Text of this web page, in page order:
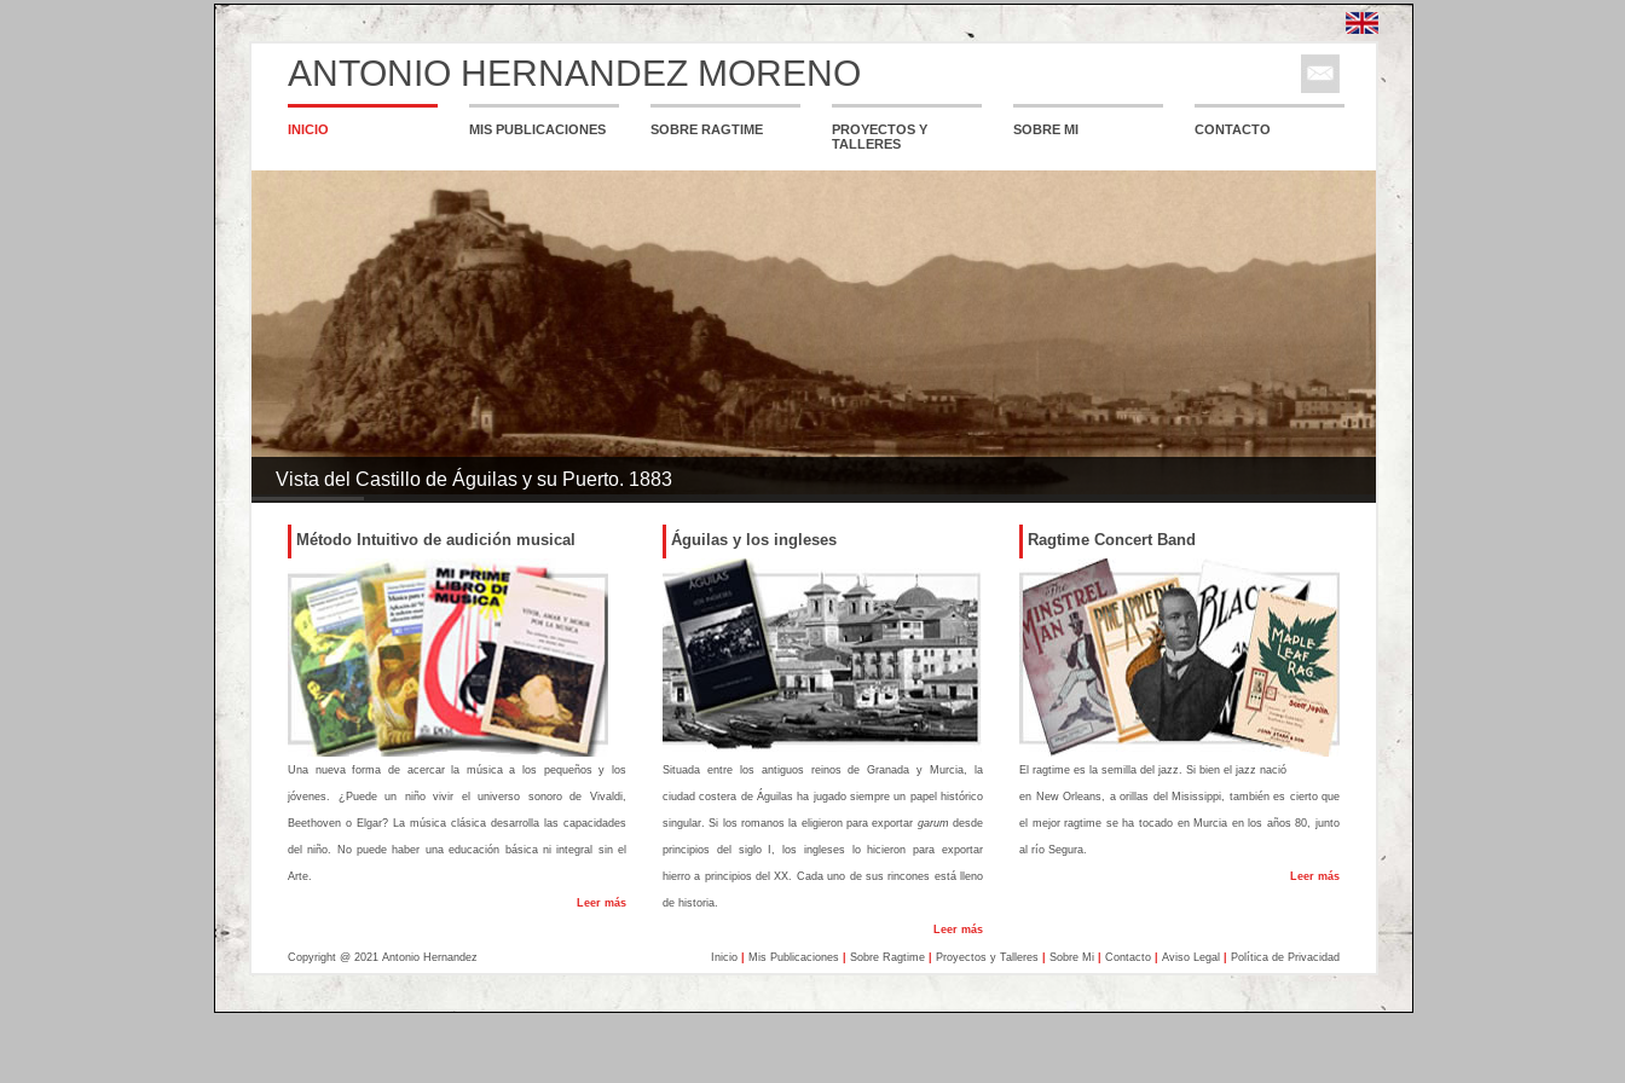
ANTONIO HERNANDEZ MORENO
INICIO MIS PUBLICACIONES SOBRE RAGTIME
PROYECTOS Y
TALLERES
SOBRE MI CONTACTO
Vista del Castillo de Águilas y su Puerto. 1883
Método Intuitivo de audición musical Águilas y los ingleses Ragtime Concert Band
Una nueva forma de acercar la música a los pequeños y los
jóvenes. ¿Puede un niño vivir el universo sonoro de Vivaldi,
Beethoven o Elgar? La música clásica desarrolla las capacidades
del niño. No puede haber una educación básica ni integral sin el
Arte.
Leer más
Situada entre los antiguos reinos de Granada y Murcia, la
ciudad costera de Águilas ha jugado siempre un papel histórico
singular. Si los romanos la eligieron para exportar garum desde
principios del siglo I, los ingleses lo hicieron para exportar
hierro a principios del XX. Cada uno de sus rincones está lleno
de historia.
Leer más
El ragtime es la semilla del jazz. Si bien el jazz nació
en New Orleans, a orillas del Misissippi, también es cierto que
el mejor ragtime se ha tocado en Murcia en los años 80, junto
al río Segura.
Leer más
Copyright @ 2021 Antonio Hernandez Inicio Mis Publicaciones Sobre Ragtime Proyectos y Talleres Sobre Mi Contacto Aviso Legal Política de Privacidad